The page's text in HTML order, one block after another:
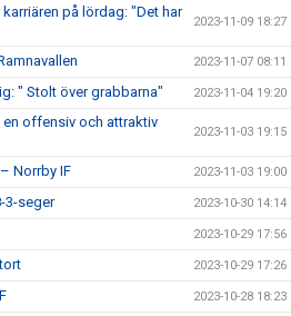
på lördag: "Det har
2023-11-09 18:27
2023-11-07 08:11
" Stolt över grabbarna" 2023-11-04 19:20
en offensiv och attraktiv
2023-11-03 19:15
Norrby IF 2023-11-03 19:00
3-seger 2023-10-30 14:14
2023-10-29 17:56
2023-10-29 17:26
2023-10-28 18:23